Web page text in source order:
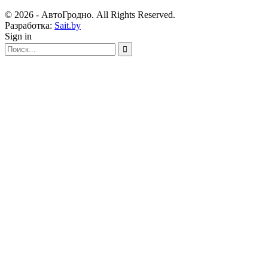
© 2026 - АвтоГродно. All Rights Reserved.
Разработка: Sait.by
Sign in